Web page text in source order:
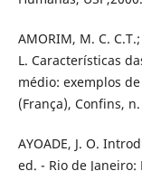
AMORIM, M. C.
L. Características
médio: exemplos
(França), Confins,
AYOADE, J. O.
ed. - Rio de